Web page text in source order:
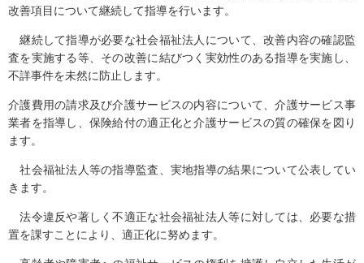
改善項目について継続して指導を行います。
継続して指導が必要な社会福祉法人について、改善内容の確認監
査を実施する等、その改善に結びつく実効性のある指導を実施し、
不詳事件を未然に防止します。
介護費用の請求及び介護サービスの内容について、介護サービス事
業者を指導し、保険給付の適正化と介護サービスの質の確保を図り
ます。
社会福祉法人等の指導監査、実地指導の結果について公表してい
きます。
法令違反や著しく不適正な社会福祉法人等に対しては、必要な措
置を課すことにより、適正化に努めます。